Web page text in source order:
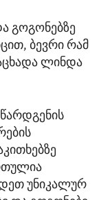
გოგონებზე
ბევრი რამ
ლინდა
უნიკალურ